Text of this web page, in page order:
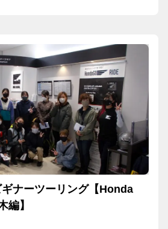
ナーツーリング【Honda
編】